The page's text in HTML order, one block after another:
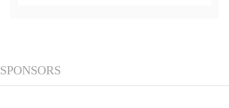
SPONSORS